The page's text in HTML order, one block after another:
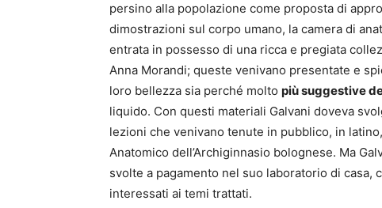
persino alla popolazione come proposta di
dimostrazioni sul corpo umano, la camera di
entrata in possesso di una ricca e pregiata
Anna Morandi; queste venivano presentate e
loro bellezza sia perché molto più suggestive
liquido. Con questi materiali Galvani doveva
lezioni che venivano tenute in pubblico, in
Anatomico dell’Archiginnasio bolognese. Ma
svolte a pagamento nel suo laboratorio di
interessati ai temi trattati.